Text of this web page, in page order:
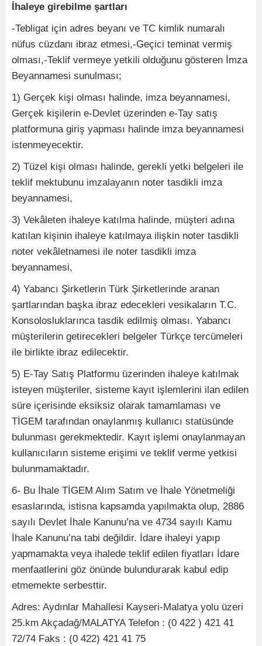
İhaleye girebilme şartları
-Tebligat için adres beyanı ve TC kimlik numaralı
nüfus cüzdanı ibraz etmesi,-Geçici teminat vermiş
olması,-Teklif vermeye yetkili olduğunu gösteren İmza
Beyannamesi sunulması;
1) Gerçek kişi olması halinde, imza beyannamesi,
Gerçek kişilerin e-Devlet üzerinden e-Tay satış
platformuna giriş yapması halinde imza beyannamesi
istenmeyecektir.
2) Tüzel kişi olması halinde, gerekli yetki belgeleri ile
teklif mektubunu imzalayanın noter tasdikli imza
beyannamesi,
3) Vekâleten ihaleye katılma halinde, müşteri adına
katılan kişinin ihaleye katılmaya ilişkin noter tasdikli
noter vekâletnamesi ile noter tasdikli imza
beyannamesi,
4) Yabancı Şirketlerin Türk Şirketlerinde aranan
şartlarından başka ibraz edecekleri vesikaların T.C.
Konsolosluklarınca tasdik edilmiş olması. Yabancı
müşterilerin getirecekleri belgeler Türkçe tercümeleri
ile birlikte ibraz edilecektir.
5) E-Tay Satış Platformu üzerinden ihaleye katılmak
isteyen müşteriler, sisteme kayıt işlemlerini ilan edilen
süre içerisinde eksiksiz olarak tamamlaması ve
TİGEM tarafından onaylanmış kullanıcı statüsünde
bulunması gerekmektedir. Kayıt işlemi onaylanmayan
kullanıcıların sisteme erişimi ve teklif verme yetkisi
bulunmamaktadır.
6- Bu İhale TİGEM Alım Satım ve İhale Yönetmeliği
esaslarında, istisna kapsamda yapılmakta olup, 2886
sayılı Devlet İhale Kanunu’na ve 4734 sayılı Kamu
İhale Kanunu’na tabi değildir. İdare ihaleyi yapıp
yapmamakta veya ihalede teklif edilen fiyatları İdare
menfaatlerini göz önünde bulundurarak kabul edip
etmemekte serbesttir.
Adres: Aydınlar Mahallesi Kayseri-Malatya yolu üzeri
25.km Akçadağ/MALATYA Telefon : (0 422 ) 421 41
72/74 Faks : (0 422) 421 41 75